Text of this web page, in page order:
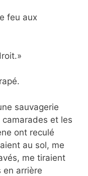
feu aux
sauvagerie
et les
ont reculé
au sol, me
me tiraient
en arrière